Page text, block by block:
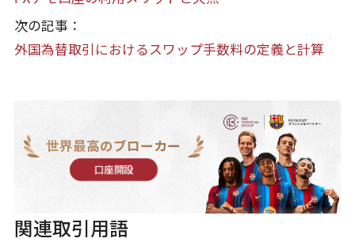
次の記事：
外国為替取引におけるスワップ手数料の定義と計算
世界最高のブローカー
口座開設
関連取引用語